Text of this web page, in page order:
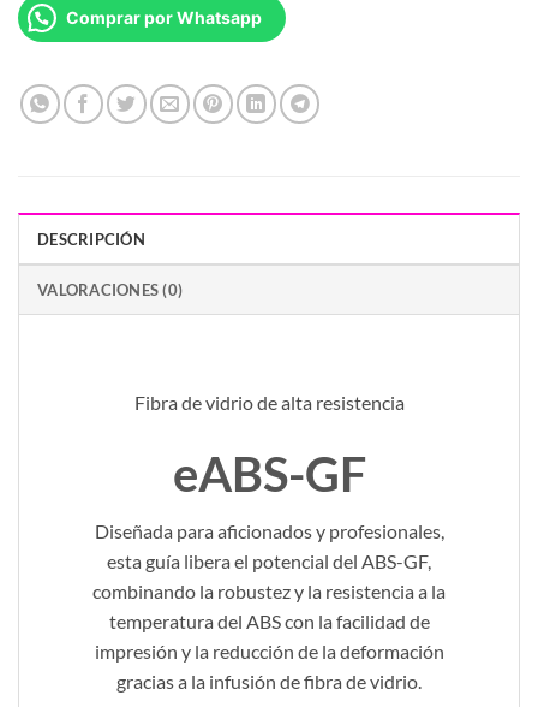
Comprar por Whatsapp
DESCRIPCIÓN
VALORACIONES (0)
Fibra de vidrio de alta resistencia
eABS-GF
Diseñada para aficionados y profesionales,
esta guía libera el potencial del ABS-GF,
combinando la robustez y la resistencia a la
temperatura del ABS con la facilidad de
impresión y la reducción de la deformación
gracias a la infusión de fibra de vidrio.